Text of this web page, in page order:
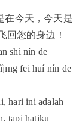
在今天，今天是
回您的身边！
shì nín de
fēi huí nín de
hari ini adalah
tapi hatiku